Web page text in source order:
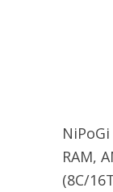
RAM,
(8C/